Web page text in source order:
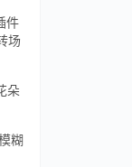
件
场
朵
糊